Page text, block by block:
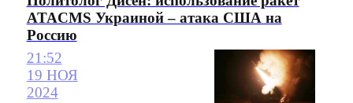
ATACMS Украиной – атака США на
Россию
21:52
19 НОЯ
2024